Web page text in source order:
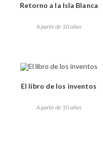
Retorno a la Isla Blanca
A partir de 10 años
El libro de los inventos
A partir de 10 años